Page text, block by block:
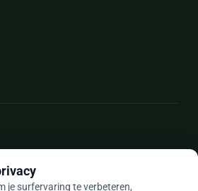
je surfervaring te verbeteren,